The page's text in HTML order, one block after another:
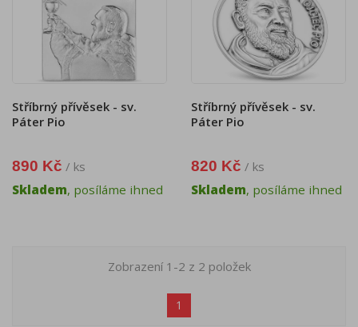
Stříbrný přívěsek - sv.
Páter Pio
890 Kč / ks
Skladem, posíláme ihned
Stříbrný přívěsek - sv.
Páter Pio
820 Kč / ks
Skladem, posíláme ihned
Zobrazení 1-2 z 2 položek
1